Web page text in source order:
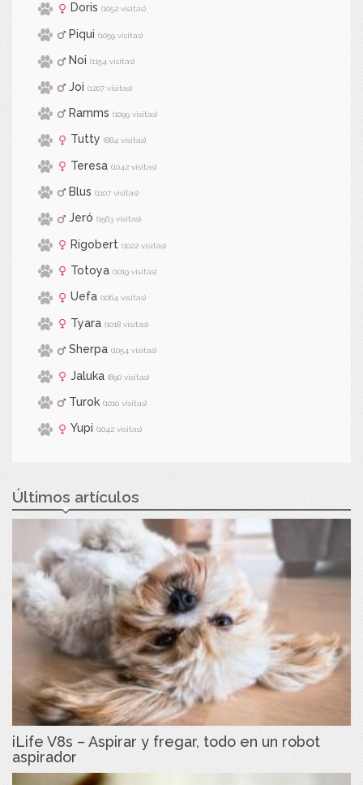
Doris (1052 visitas)
Piqui (1059 visitas)
Noi (1154 visitas)
Joi (1207 visitas)
Ramms (1099 visitas)
Tutty (884 visitas)
Teresa (1042 visitas)
Blus (1107 visitas)
Jeró (1563 visitas)
Rigobert (1022 visitas)
Totoya (1019 visitas)
Uefa (1064 visitas)
Tyara (1018 visitas)
Sherpa (1054 visitas)
Jaluka (890 visitas)
Turok (1010 visitas)
Yupi (1042 visitas)
Últimos artículos
iLife V8s – Aspirar y fregar, todo en un robot
aspirador